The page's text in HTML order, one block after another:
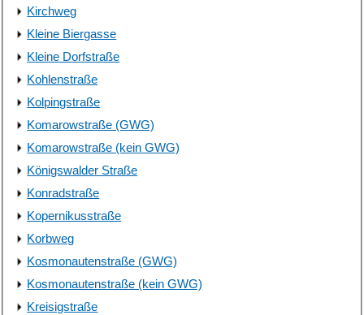
Kirchweg
Kleine Biergasse
Kleine Dorfstraße
Kohlenstraße
Kolpingstraße
Komarowstraße (GWG)
Komarowstraße (kein GWG)
Königswalder Straße
Konradstraße
Kopernikusstraße
Korbweg
Kosmonautenstraße (GWG)
Kosmonautenstraße (kein GWG)
Kreisigstraße